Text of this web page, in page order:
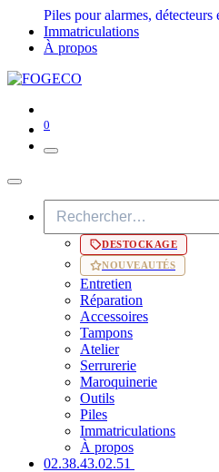
Piles pour alarmes,
Immatriculations
À propos
0
DESTOCKAGE
NOUVEAUTÉS
Entretien
Réparation
Accessoires
Tampons
Atelier
Serrurerie
Maroquinerie
Outils
Piles
Immatriculations
À propos
02.38.43​.02.51